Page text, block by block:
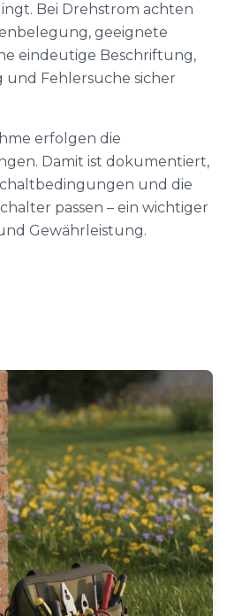
Bei Drehstrom achten
geeignete
eindeutige Beschriftung,
Fehlersuche sicher
erfolgen die
Damit ist dokumentiert,
und die
passen – ein wichtiger
Gewährleistung.